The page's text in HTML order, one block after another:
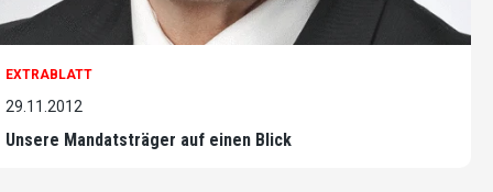
EXTRABLATT
29.11.2012
Unsere Mandatsträger auf einen Blick